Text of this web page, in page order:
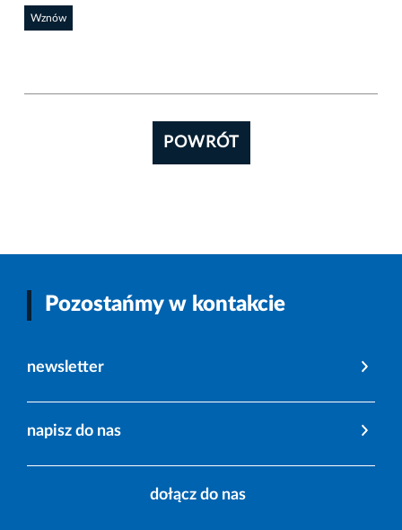
Wznów
POWRÓT
Pozostańmy w kontakcie
newsletter
napisz do nas
dołącz do nas